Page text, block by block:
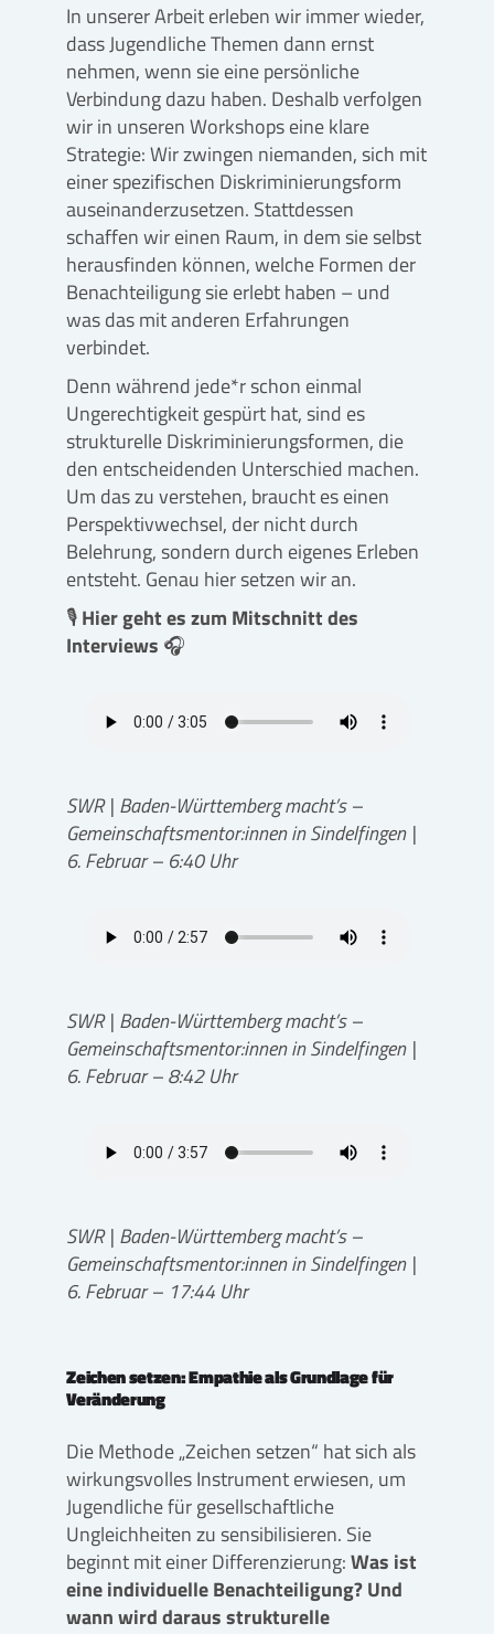
In unserer Arbeit erleben wir immer wieder,
dass Jugendliche Themen dann ernst
nehmen, wenn sie eine persönliche
Verbindung dazu haben. Deshalb verfolgen
wir in unseren Workshops eine klare
Strategie: Wir zwingen niemanden, sich mit
einer spezifischen Diskriminierungsform
auseinanderzusetzen. Stattdessen
schaffen wir einen Raum, in dem sie selbst
herausfinden können, welche Formen der
Benachteiligung sie erlebt haben – und
was das mit anderen Erfahrungen
verbindet.
Denn während jede*r schon einmal
Ungerechtigkeit gespürt hat, sind es
strukturelle Diskriminierungsformen, die
den entscheidenden Unterschied machen.
Um das zu verstehen, braucht es einen
Perspektivwechsel, der nicht durch
Belehrung, sondern durch eigenes Erleben
entsteht. Genau hier setzen wir an.
🎙️Hier geht es zum Mitschnitt des
Interviews 🎧
SWR | Baden-Württemberg macht’s –
Gemeinschaftsmentor:innen in Sindelfingen |
6. Februar – 6:40 Uhr
SWR | Baden-Württemberg macht’s –
Gemeinschaftsmentor:innen in Sindelfingen |
6. Februar – 8:42 Uhr
SWR | Baden-Württemberg macht’s –
Gemeinschaftsmentor:innen in Sindelfingen |
6. Februar – 17:44 Uhr
Zeichen setzen: Empathie als Grundlage für
Veränderung
Die Methode „Zeichen setzen“ hat sich als
wirkungsvolles Instrument erwiesen, um
Jugendliche für gesellschaftliche
Ungleichheiten zu sensibilisieren. Sie
beginnt mit einer Differenzierung:Was ist
eine individuelle Benachteiligung? Und
wann wird daraus strukturelle